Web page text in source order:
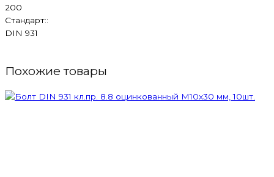
200
Стандарт::
DIN 931
Похожие товары